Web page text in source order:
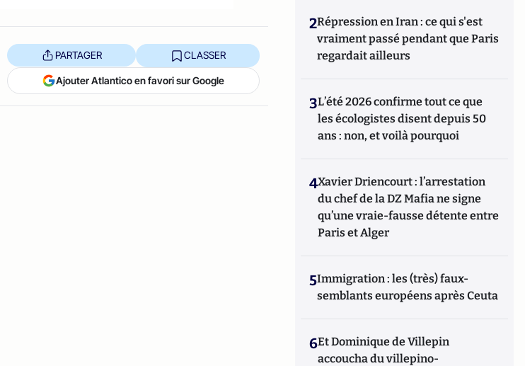
PARTAGER CLASSER
Ajouter Atlantico en favori sur Google
2Répression en Iran : ce qui s'est
vraiment passé pendant que Paris
regardait ailleurs
3L’été 2026 confirme tout ce que
les écologistes disent depuis 50
ans : non, et voilà pourquoi
4Xavier Driencourt : l’arrestation
du chef de la DZ Mafia ne signe
qu’une vraie-fausse détente entre
Paris et Alger
5Immigration : les (très) faux-
semblants européens après Ceuta
6Et Dominique de Villepin
accoucha du villepino-